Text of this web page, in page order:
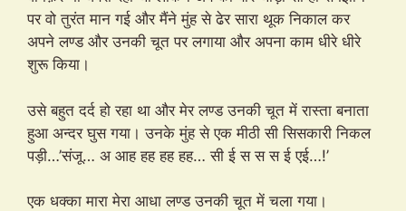
पर वो तुरंत मान गई और मैंने मुंह से ढेर सारा थूक निकाल कर
अपने लण्ड और उनकी चूत पर लगाया और अपना काम धीरे धीरे
शुरू किया।
उसे बहुत दर्द हो रहा था और मेर लण्ड उनकी चूत में रास्ता बनाता
हुआ अन्दर घुस गया। उनके मुंह से एक मीठी सी सिसकारी निकल
पड़ी…’संजू… अ आह हह हह हह… सी ई स स स ई एई…!’
एक धक्का मारा मेरा आधा लण्ड उनकी चूत में चला गया।